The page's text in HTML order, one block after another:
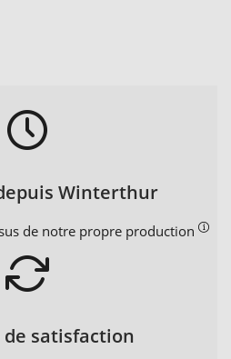
Winterthur
de notre propre production
satisfaction